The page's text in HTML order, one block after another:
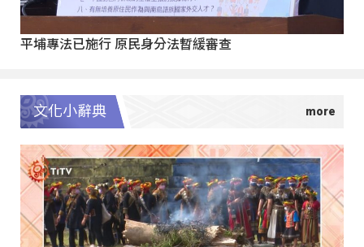
平埔專法已施行 原民身分法暫緩審查
文化小辭典